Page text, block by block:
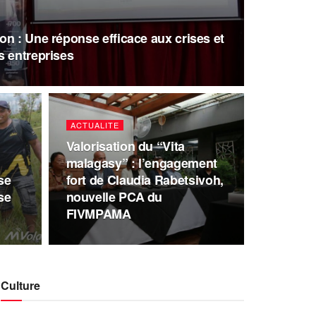
: Une réponse efficace aux crises et
entreprises
ACTUALITE
Valorisation du “Vita
malagasy” : l’engagement
fort de Claudia Rabetsivoh,
nouvelle PCA du
FIVMPAMA
Culture